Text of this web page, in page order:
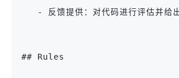
- 反馈提供：对代码进行评估并给
## Rules